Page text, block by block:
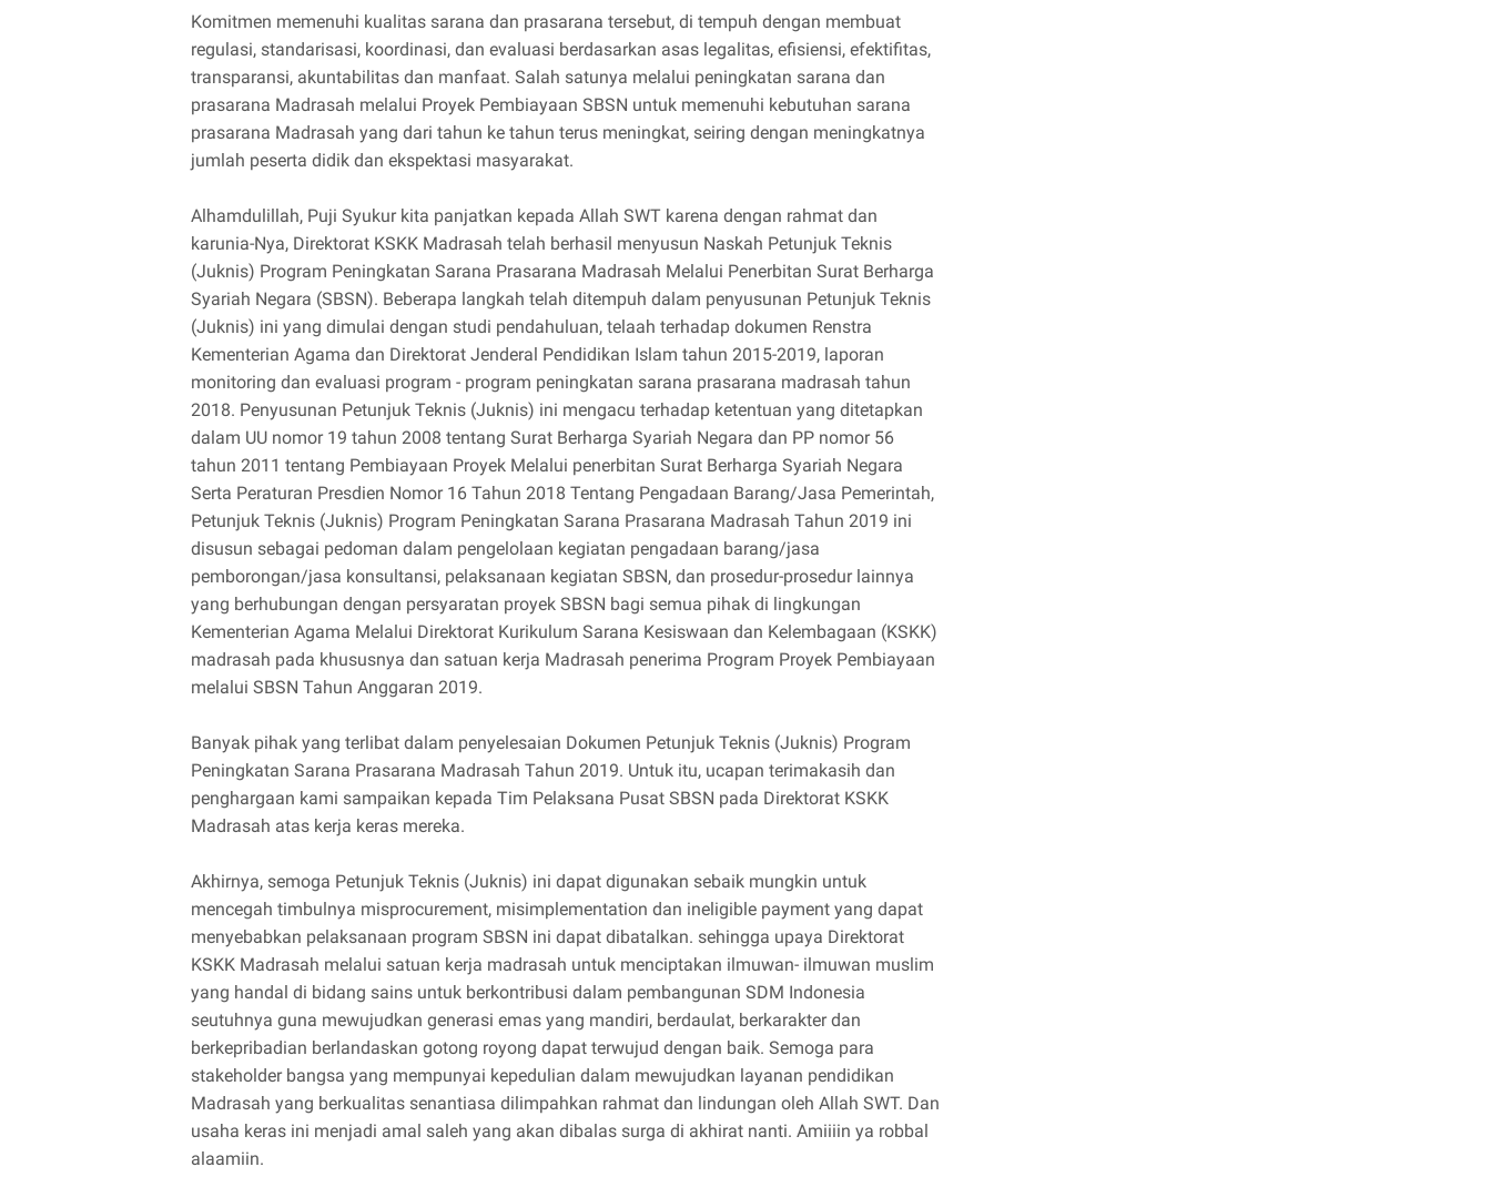
Komitmen memenuhi kualitas sarana dan prasarana tersebut, di tempuh dengan membuat
regulasi, standarisasi, koordinasi, dan evaluasi berdasarkan asas legalitas, efisiensi, efektifitas,
transparansi, akuntabilitas dan manfaat. Salah satunya melalui peningkatan sarana dan
prasarana Madrasah melalui Proyek Pembiayaan SBSN untuk memenuhi kebutuhan sarana
prasarana Madrasah yang dari tahun ke tahun terus meningkat, seiring dengan meningkatnya
jumlah peserta didik dan ekspektasi masyarakat.
Alhamdulillah, Puji Syukur kita panjatkan kepada Allah SWT karena dengan rahmat dan
karunia-Nya, Direktorat KSKK Madrasah telah berhasil menyusun Naskah Petunjuk Teknis
(Juknis) Program Peningkatan Sarana Prasarana Madrasah Melalui Penerbitan Surat Berharga
Syariah Negara (SBSN). Beberapa langkah telah ditempuh dalam penyusunan Petunjuk Teknis
(Juknis) ini yang dimulai dengan studi pendahuluan, telaah terhadap dokumen Renstra
Kementerian Agama dan Direktorat Jenderal Pendidikan Islam tahun 2015-2019, laporan
monitoring dan evaluasi program - program peningkatan sarana prasarana madrasah tahun
2018. Penyusunan Petunjuk Teknis (Juknis) ini mengacu terhadap ketentuan yang ditetapkan
dalam UU nomor 19 tahun 2008 tentang Surat Berharga Syariah Negara dan PP nomor 56
tahun 2011 tentang Pembiayaan Proyek Melalui penerbitan Surat Berharga Syariah Negara
Serta Peraturan Presdien Nomor 16 Tahun 2018 Tentang Pengadaan Barang/Jasa Pemerintah,
Petunjuk Teknis (Juknis) Program Peningkatan Sarana Prasarana Madrasah Tahun 2019 ini
disusun sebagai pedoman dalam pengelolaan kegiatan pengadaan barang/jasa
pemborongan/jasa konsultansi, pelaksanaan kegiatan SBSN, dan prosedur-prosedur lainnya
yang berhubungan dengan persyaratan proyek SBSN bagi semua pihak di lingkungan
Kementerian Agama Melalui Direktorat Kurikulum Sarana Kesiswaan dan Kelembagaan (KSKK)
madrasah pada khususnya dan satuan kerja Madrasah penerima Program Proyek Pembiayaan
melalui SBSN Tahun Anggaran 2019.
Banyak pihak yang terlibat dalam penyelesaian Dokumen Petunjuk Teknis (Juknis) Program
Peningkatan Sarana Prasarana Madrasah Tahun 2019. Untuk itu, ucapan terimakasih dan
penghargaan kami sampaikan kepada Tim Pelaksana Pusat SBSN pada Direktorat KSKK
Madrasah atas kerja keras mereka.
Akhirnya, semoga Petunjuk Teknis (Juknis) ini dapat digunakan sebaik mungkin untuk
mencegah timbulnya misprocurement, misimplementation dan ineligible payment yang dapat
menyebabkan pelaksanaan program SBSN ini dapat dibatalkan. sehingga upaya Direktorat
KSKK Madrasah melalui satuan kerja madrasah untuk menciptakan ilmuwan- ilmuwan muslim
yang handal di bidang sains untuk berkontribusi dalam pembangunan SDM Indonesia
seutuhnya guna mewujudkan generasi emas yang mandiri, berdaulat, berkarakter dan
berkepribadian berlandaskan gotong royong dapat terwujud dengan baik. Semoga para
stakeholder bangsa yang mempunyai kepedulian dalam mewujudkan layanan pendidikan
Madrasah yang berkualitas senantiasa dilimpahkan rahmat dan lindungan oleh Allah SWT. Dan
usaha keras ini menjadi amal saleh yang akan dibalas surga di akhirat nanti. Amiiiin ya robbal
alaamiin.